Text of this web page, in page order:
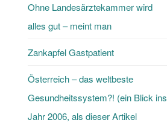
Ohne Landesärztekammer wird
alles gut – meint man
Zankapfel Gastpatient
Österreich – das weltbeste
Gesundheitssystem?! (ein Blick ins
Jahr 2006, als dieser Artikel